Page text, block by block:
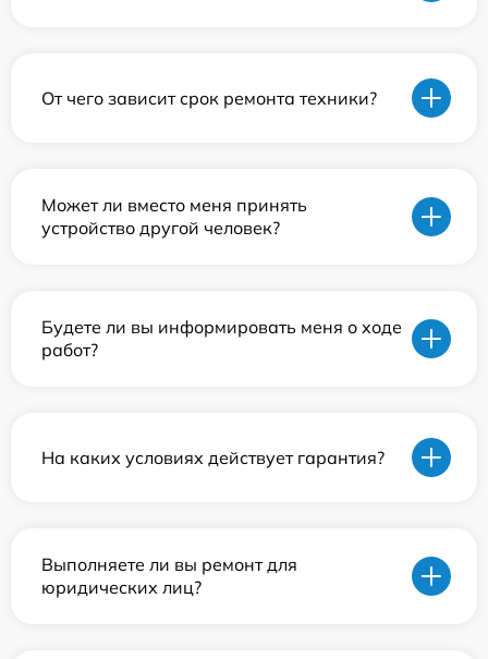
От чего зависит срок ремонта техники?
Может ли вместо меня принять
устройство другой человек?
Будете ли вы информировать меня о ходе
работ?
На каких условиях действует гарантия?
Выполняете ли вы ремонт для
юридических лиц?